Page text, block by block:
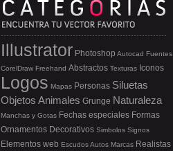
Illustrator Photoshop Autocad Fuentes
CorelDraw Freehand Abstractos Texturas Iconos
Logos Mapas Personas Siluetas
Objetos Animales Grunge Naturaleza
Manchas y Gotas Fechas especiales Formas
Ornamentos Decorativos Simbolos Signos
Elementos web EscudosAutos Marcas Realistas